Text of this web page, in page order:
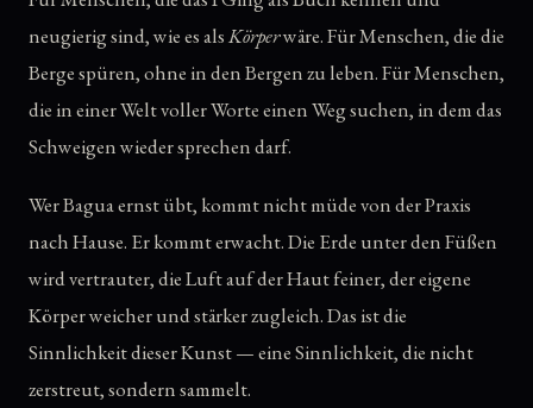
neugierig sind, wie es alsKörperwäre. Für Menschen, die die
Berge spüren, ohne in den Bergen zu leben. Für Menschen,
die in einer Welt voller Worte einen Weg suchen, in dem das
Schweigen wieder sprechen darf.
Wer Bagua ernst übt, kommt nicht müde von der Praxis
nach Hause. Er kommt erwacht. Die Erde unter den Füßen
wird vertrauter, die Luft auf der Haut feiner, der eigene
Körper weicher und stärker zugleich. Das ist die
Sinnlichkeit dieser Kunst — eine Sinnlichkeit, die nicht
zerstreut, sondern sammelt.